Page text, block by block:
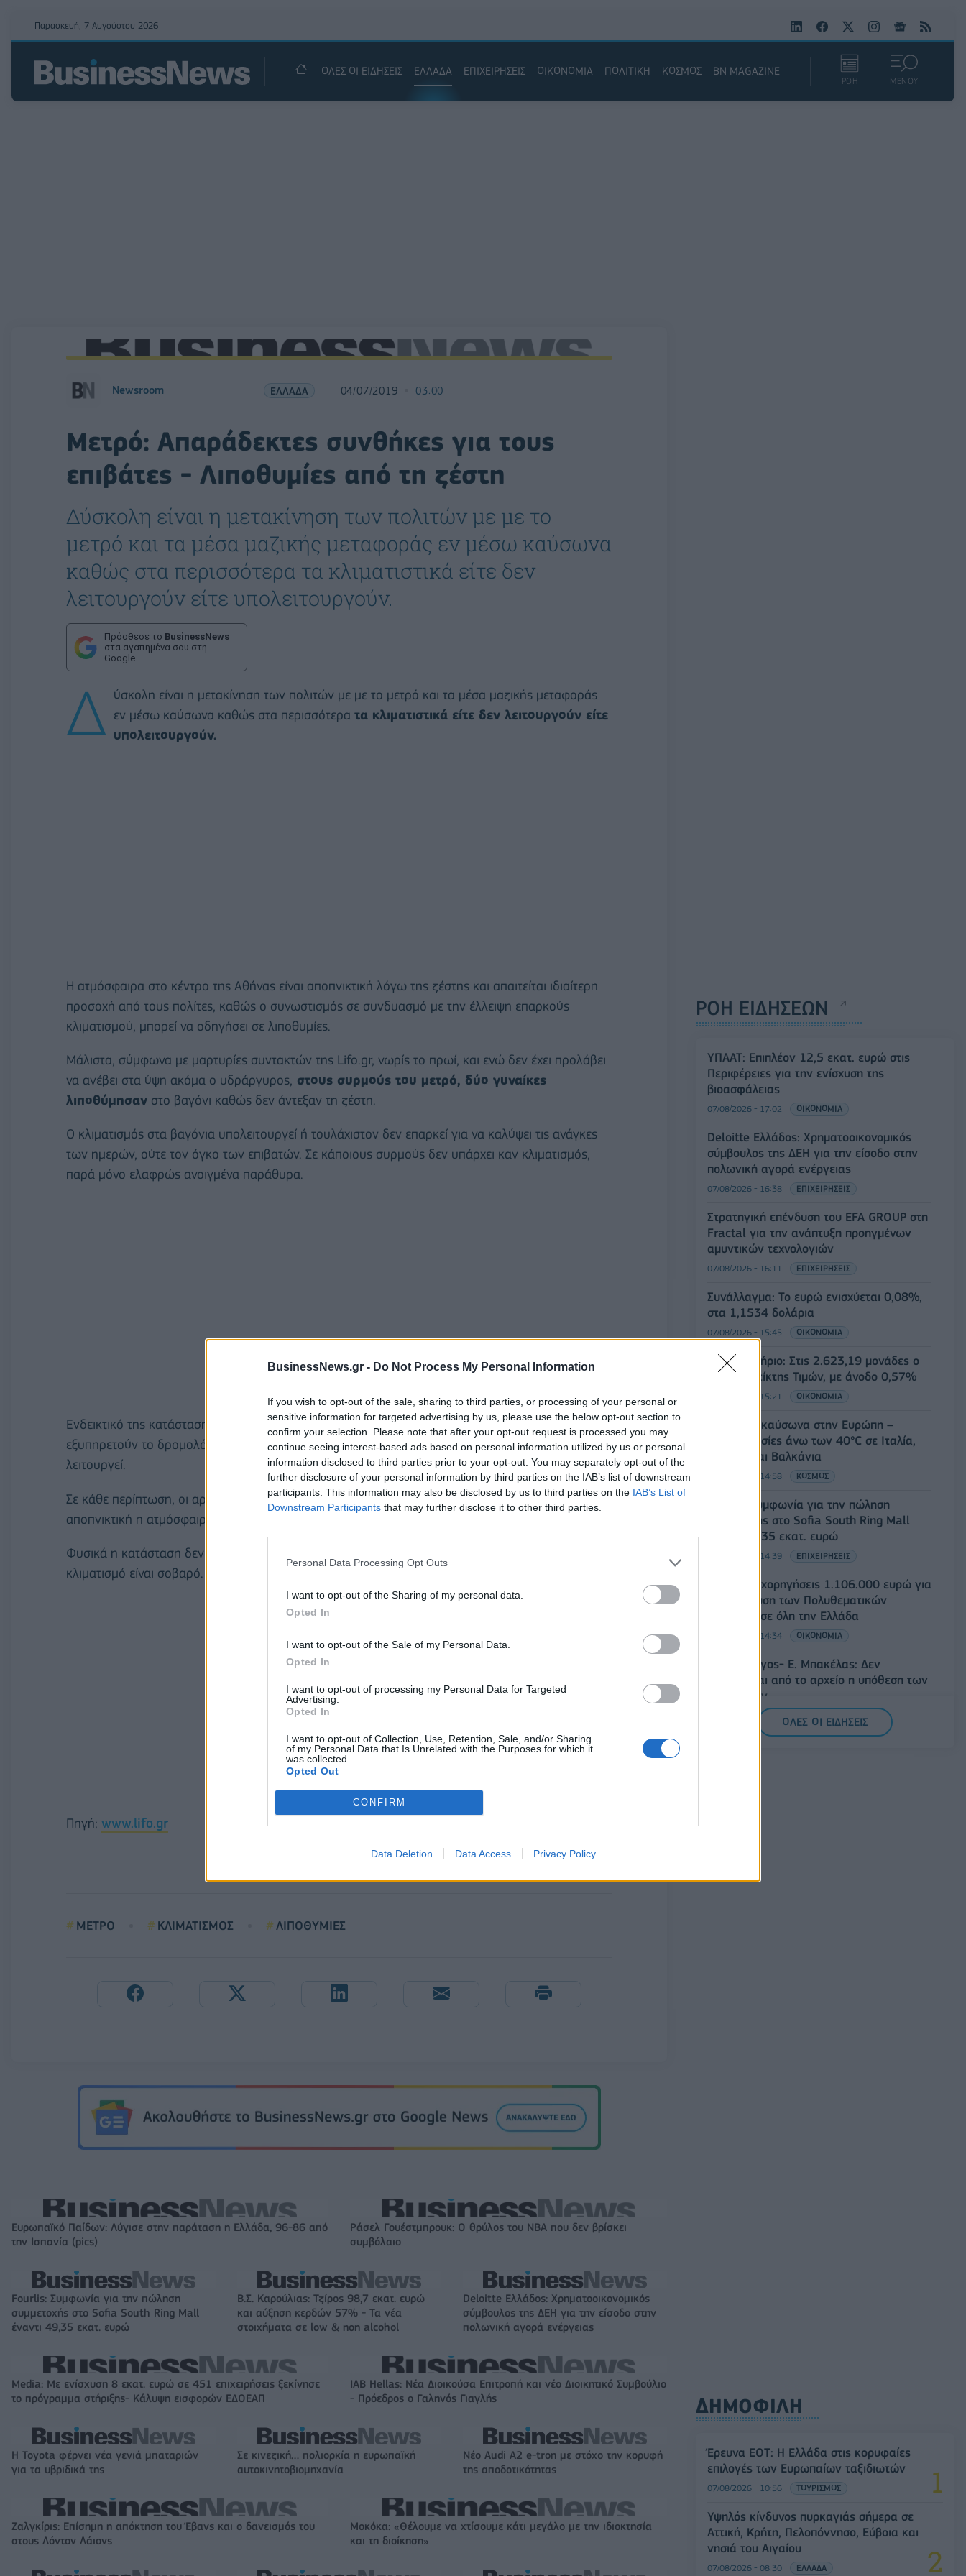
BusinessNews.gr - Do Not Process My Personal Information
If you wish to opt-out of the sale, sharing to third parties, or processing of your personal or
sensitive information for targeted advertising by us, please use the below opt-out section to
confirm your selection. Please note that after your opt-out request is processed you may
continue seeing interest-based ads based on personal information utilized by us or personal
information disclosed to third parties prior to your opt-out. You may separately opt-out of the
further disclosure of your personal information by third parties on the IAB’s list of downstream
participants. This information may also be disclosed by us to third parties on the IAB’s List of
Downstream Participants that may further disclose it to other third parties.
Personal Data Processing Opt Outs
I want to opt-out of the Sharing of my personal data.
Opted In
I want to opt-out of the Sale of my Personal Data.
Opted In
I want to opt-out of processing my Personal Data for Targeted
Advertising.
Opted In
I want to opt-out of Collection, Use, Retention, Sale, and/or Sharing
of my Personal Data that Is Unrelated with the Purposes for which it
was collected.
Opted Out
CONFIRM
Data Deletion Data Access Privacy Policy
Παρασκευή, 7 Αυγούστου 2026
ΟΛΕΣ ΟΙ ΕΙΔΗΣΕΙΣ ΕΛΛΑΔΑ ΕΠΙΧΕΙΡΗΣΕΙΣ ΟΙΚΟΝΟΜΙΑ ΠΟΛΙΤΙΚΗ ΚΟΣΜΟΣ BN MAGAZINE
ΡΟΗ ΜΕΝΟΥ
Newsroom ΕΛΛΑΔΑ 04/07/2019 03:00
Μετρό: Απαράδεκτες συνθήκες για τους
επιβάτες - Λιποθυμίες από τη ζέστη
Δύσκολη είναι η μετακίνηση των πολιτών με με το
μετρό και τα μέσα μαζικής μεταφοράς εν μέσω καύσωνα
καθώς στα περισσότερα τα κλιματιστικά είτε δεν
λειτουργούν είτε υπολειτουργούν.
Πρόσθεσε το BusinessNews
στα αγαπημένα σου στη
Google
Δ ύσκολη είναι η μετακίνηση των πολιτών με με το μετρό και τα μέσα μαζικής μεταφοράς
εν μέσω καύσωνα καθώς στα περισσότερα τα κλιματιστικά είτε δεν λειτουργούν είτε
υπολειτουργούν.
Η ατμόσφαιρα στο κέντρο της Αθήνας είναι αποπνικτική λόγω της ζέστης και απαιτείται ιδιαίτερη
προσοχή από τους πολίτες, καθώς ο συνωστισμός σε συνδυασμό με την έλλειψη επαρκούς
κλιματισμού, μπορεί να οδηγήσει σε λιποθυμίες.
Μάλιστα, σύμφωνα με μαρτυρίες συντακτών της Lifo.gr, νωρίς το πρωί, και ενώ δεν έχει προλάβει
να ανέβει στα ύψη ακόμα ο υδράργυρος, στους συρμούς του μετρό, δύο γυναίκες
λιποθύμησαν στο βαγόνι καθώς δεν άντεξαν τη ζέστη.
Ο κλιματισμός στα βαγόνια υπολειτουργεί ή τουλάχιστον δεν επαρκεί για να καλύψει τις ανάγκες
των ημερών, ούτε τον όγκο των επιβατών. Σε κάποιους συρμούς δεν υπάρχει καν κλιματισμός,
παρά μόνο ελαφρώς ανοιγμένα παράθυρα.
Ενδεικτικό της κατάστασης είναι ότι α στους πιο «καινούργιους» συρμούς, εκείνους που
εξυπηρετούν το δρομολόγιο από και προς το αεροδρόμιο, ο κλιματισμός φαίνεται να μην
λειτουργεί.
Σε κάθε περίπτωση, οι αρμόδιοι θα έπρεπε να είχαν μεριμνήσει ώστε να μην είναι τόσο
αποπνικτική η ατμόσφαιρα στα βαγόνια, ενώ είχε προηγηθεί προειδοποίηση για τον καύσωνα.
Φυσικά η κατάσταση δεν είναι καλύτερη ούτε στα λεωφορεία, όπου και εκεί το πρόβλημα με τον
κλιματισμό είναι σοβαρό.
Πηγή: www.lifo.gr
ΜΕΤΡΟ ΚΛΙΜΑΤΙΣΜΟΣ ΛΙΠΟΘΥΜΙΕΣ
Ευρωπαϊκό Παίδων: Λύγισε στην παράταση η Ελλάδα, 96-86 από
την Ισπανία (pics)
Ράσελ Γουέστμπρουκ: Ο θρύλος του NBA που δεν βρίσκει
συμβόλαιο
Fourlis: Συμφωνία για την πώληση
συμμετοχής στο Sofia South Ring Mall
έναντι 49,35 εκατ. ευρώ
Β.Σ. Καρούλιας: Τζίρος 98,7 εκατ. ευρώ
και αύξηση κερδών 57% - Τα νέα
στοιχήματα σε low & non alcohol
Deloitte Ελλάδος: Χρηματοοικονομικός
σύμβουλος της ΔΕΗ για την είσοδο στην
πολωνική αγορά ενέργειας
Media: Με ενίσχυση 8 εκατ. ευρώ σε 451 επιχειρήσεις ξεκίνησε
το πρόγραμμα στήριξης- Κάλυψη εισφορών ΕΔΟΕΑΠ
IAB Hellas: Νέα Διοικούσα Επιτροπή και νέο Διοικητικό Συμβούλιο
- Πρόεδρος ο Γαληνός Γιαγλής
Η Toyota φέρνει νέα γενιά μπαταριών
για τα υβριδικά της
Σε κινεζική… πολιορκία η ευρωπαϊκή
αυτοκινητοβιομηχανία
Νέο Audi A2 e-tron με στόχο την κορυφή
της αποδοτικότητας
Ζαλγκίρις: Επίσημη η απόκτηση του Έβανς και ο δανεισμός του
στους Λόντον Λάιονς
Μοκόκα: «Θέλουμε να χτίσουμε κάτι μεγάλο με την ιδιοκτησία
και τη διοίκηση»
ΡΟΗ ΕΙΔΗΣΕΩΝ
ΥΠΑΑΤ: Επιπλέον 12,5 εκατ. ευρώ στις
Περιφέρειες για την ενίσχυση της
βιοασφάλειας
07/08/2026 - 17:02 ΟΙΚΟΝΟΜΙΑ
Deloitte Ελλάδος: Χρηματοοικονομικός
σύμβουλος της ΔΕΗ για την είσοδο στην
πολωνική αγορά ενέργειας
07/08/2026 - 16:38 ΕΠΙΧΕΙΡΗΣΕΙΣ
Στρατηγική επένδυση του EFA GROUP στη
Fractal για την ανάπτυξη προηγμένων
αμυντικών τεχνολογιών
07/08/2026 - 16:11 ΕΠΙΧΕΙΡΗΣΕΙΣ
Συνάλλαγμα: Το ευρώ ενισχύεται 0,08%,
στα 1,1534 δολάρια
07/08/2026 - 15:45 ΟΙΚΟΝΟΜΙΑ
Χρηματιστήριο: Στις 2.623,19 μονάδες ο
Γενικός Δείκτης Τιμών, με άνοδο 0,57%
07/08/2026 - 15:21 ΟΙΚΟΝΟΜΙΑ
Νέο κύμα καύσωνα στην Ευρώπη –
Θερμοκρασίες άνω των 40°C σε Ιταλία,
Ισπανία και Βαλκάνια
07/08/2026 - 14:58 ΚΟΣΜΟΣ
Fourlis: Συμφωνία για την πώληση
συμμετοχής στο Sofia South Ring Mall
έναντι 49,35 εκατ. ευρώ
07/08/2026 - 14:39 ΕΠΙΧΕΙΡΗΣΕΙΣ
ΥΠΠΟ: Επιχορηγήσεις 1.106.000 ευρώ για
την ενίσχυση των Πολυθεματικών
Φεστιβάλ σε όλη την Ελλάδα
07/08/2026 - 14:34 ΟΙΚΟΝΟΜΙΑ
Άρειος Πάγος- Ε. Μπακέλας: Δεν
ανασύρεται από το αρχείο η υπόθεση των
υποκλοπών
07/08/2026 - 14:11
ΟΛΕΣ ΟΙ ΕΙΔΗΣΕΙΣ
ΔΗΜΟΦΙΛΗ
Έρευνα ΕΟΤ: Η Ελλάδα στις κορυφαίες
επιλογές των Ευρωπαίων ταξιδιωτών
07/08/2026 - 10:56 ΤΟΥΡΙΣΜΟΣ
Υψηλός κίνδυνος πυρκαγιάς σήμερα σε
Αττική, Κρήτη, Πελοπόννησο, Εύβοια και
νησιά του Αιγαίου
07/08/2026 - 08:30 ΕΛΛΑΔΑ